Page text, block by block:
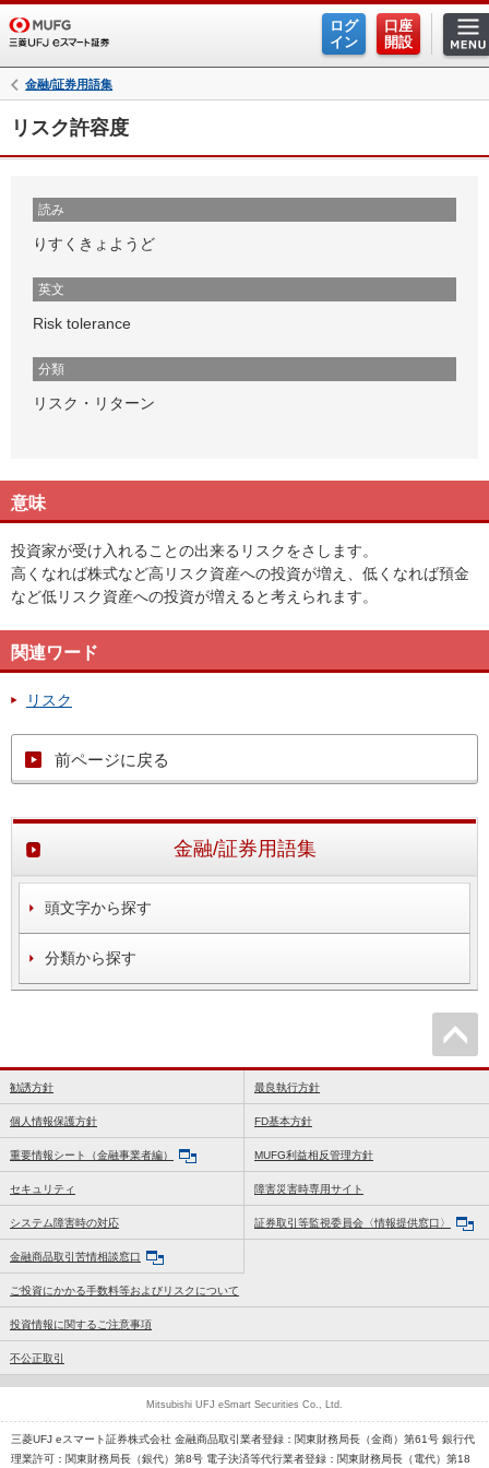
ログ
イン
口座
開設
金融/証券用語集
リスク許容度
読み
りすくきょようど
英文
Risk tolerance
分類
リスク・リターン
意味
投資家が受け入れることの出来るリスクをさします。
高くなれば株式など高リスク資産への投資が増え、低くなれば預金
など低リスク資産への投資が増えると考えられます。
関連ワード
リスク
前ページに戻る
金融/証券用語集
頭文字から探す
分類から探す
勧誘方針 最良執行方針
個人情報保護方針 FD基本方針
重要情報シート（金融事業者編） MUFG利益相反管理方針
セキュリティ 障害災害時専用サイト
システム障害時の対応 証券取引等監視委員会〈情報提供窓口〉
金融商品取引苦情相談窓口
ご投資にかかる手数料等およびリスクについて
投資情報に関するご注意事項
不公正取引
三菱UFJ eスマート証券株式会社 金融商品取引業者登録：関東財務局長（金商）第61号 銀行代
理業許可：関東財務局長（銀代）第8号 電子決済等代行業者登録：関東財務局長（電代）第18
Mitsubishi UFJ eSmart Securities Co., Ltd.